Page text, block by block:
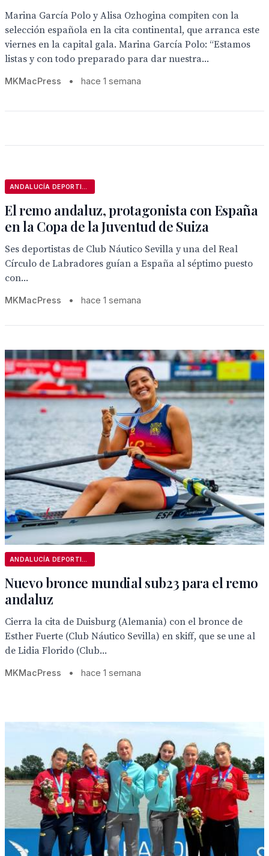
Marina García Polo y Alisa Ozhogina compiten con la
selección española en la cita continental, que arranca este
viernes en la capital gala. Marina García Polo: “Estamos
listas y con todo preparado para dar nuestra...
MKMacPress • hace 1 semana
El remo andaluz, protagonista con España
en la Copa de la Juventud de Suiza
Ses deportistas de Club Náutico Sevilla y una del Real
Círculo de Labradores guían a España al séptimo puesto
con...
MKMacPress • hace 1 semana
Nuevo bronce mundial sub23 para el remo
andaluz
Cierra la cita de Duisburg (Alemania) con el bronce de
Esther Fuerte (Club Náutico Sevilla) en skiff, que se une al
de Lidia Florido (Club...
MKMacPress • hace 1 semana